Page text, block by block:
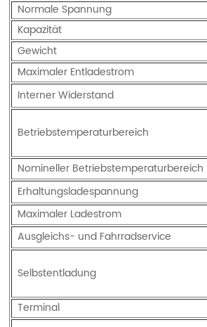
Normale Spannung
Kapazität
Gewicht
Maximaler Entladestrom
Interner Widerstand
Betriebstemperaturbereich
Nomineller Betriebstemperaturbereich
Erhaltungsladespannung
Maximaler Ladestrom
Ausgleichs- und Fahrradservice
Selbstentladung
Terminal